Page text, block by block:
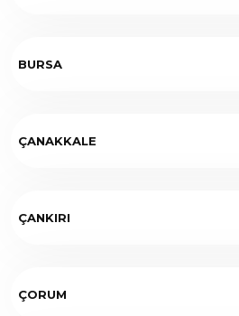
BURSA
ÇANAKKALE
ÇANKIRI
ÇORUM